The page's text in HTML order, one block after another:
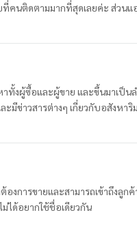
ที่คนติดตามมากที่สุดเลยค่ะ ส่วน
ทั้งผู้ซื้อและผู้ขาย และขึ้นมาเป็
มีข่าวสารต่างๆ เกี่ยวกับอสังหา
องการขายและสามารถเข้าถึงลู
ได้อยากใช้ชื่อเดียวกัน